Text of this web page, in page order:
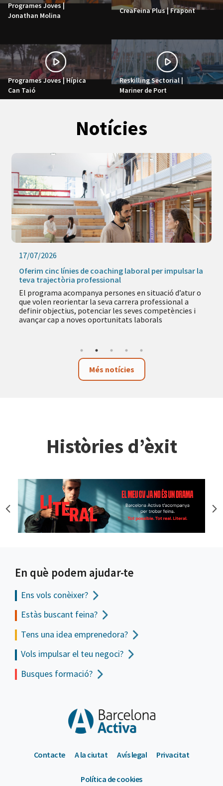
Programes Joves |
Jonathan Molina
CreaFeina Plus | Frapont
Programes Joves | Hípica
Can Taió
Reskilling Sectorial |
Mariner de Port
Notícies
17/07/2026
Oferim cinc línies de coaching laboral per impulsar la
teva trajectòria professional
El programa acompanya persones en situació d’atur o
que volen reorientar la seva carrera professional a
definir objectius, potenciar les seves competències i
avançar cap a noves oportunitats laborals
Més notícies
Històries d’èxit
En què podem ajudar-te
Ens vols conèixer?
Estàs buscant feina?
Tens una idea emprenedora?
Vols impulsar el teu negoci?
Busques formació?
Contacte A la ciutat Avís legal Privacitat
Política de cookies